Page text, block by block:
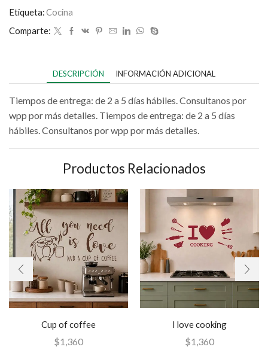
Etiqueta:Cocina
Comparte:
DESCRIPCIÓN INFORMACIÓN ADICIONAL
Tiempos de entrega: de 2 a 5 días hábiles. Consultanos por
wpp por más detalles. Tiempos de entrega: de 2 a 5 días
hábiles. Consultanos por wpp por más detalles.
Productos Relacionados
Cup of coffee
$1,360
I love cooking
$1,360